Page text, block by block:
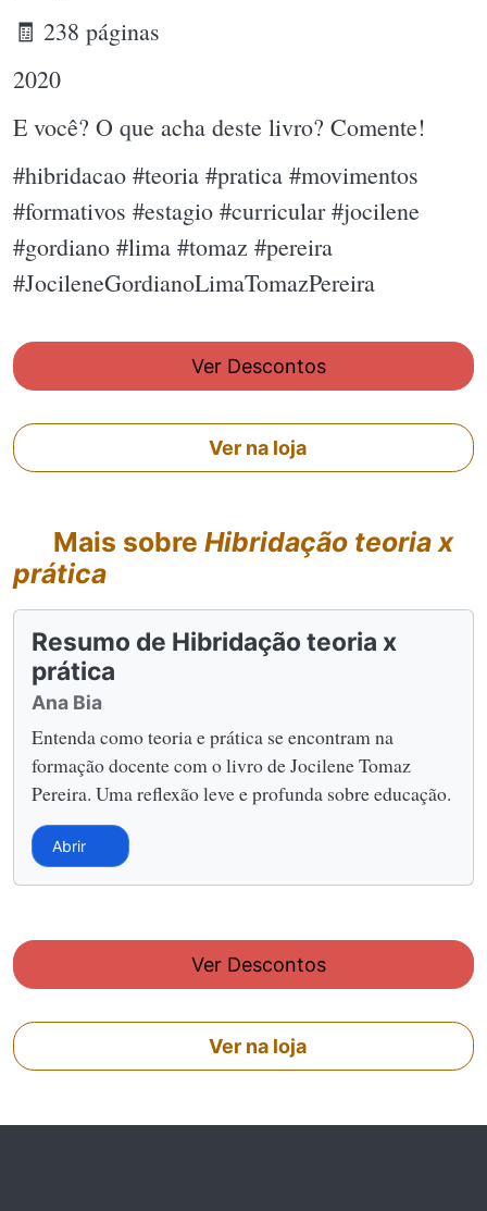
🧾 238 páginas
2020
E você? O que acha deste livro? Comente!
#hibridacao #teoria #pratica #movimentos
#formativos #estagio #curricular #jocilene
#gordiano #lima #tomaz #pereira
#JocileneGordianoLimaTomazPereira
Ver Descontos
Ver na loja
Mais sobre Hibridação teoria x
prática
Resumo de Hibridação teoria x
prática
Ana Bia
Entenda como teoria e prática se encontram na
formação docente com o livro de Jocilene Tomaz
Pereira. Uma reflexão leve e profunda sobre educação.
Abrir
Ver Descontos
Ver na loja